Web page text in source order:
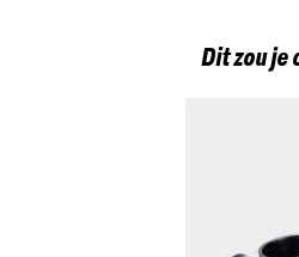
Honda CB 125 F
Yamaha XVS 125
Sym ALLO 125
Dit zou je